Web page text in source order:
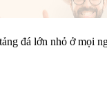
đá lớn nhỏ ở mọi